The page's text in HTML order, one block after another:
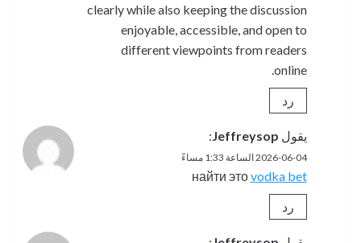
clearly while also keeping the discussion
enjoyable, accessible, and open to
different viewpoints from readers
online.
رد
يقول Jeffreysop
:
2026-06-04 الساعة 1:33 مساءً
найти этоvodka bet
رد